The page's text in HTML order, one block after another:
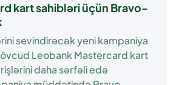
kart sahibləri üçün Bravo-
sevindirəcək yeni kampaniya
Leobank Mastercard kart
daha sərfəli edə